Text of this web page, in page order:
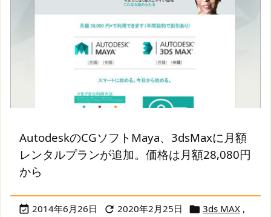
AutodeskのCGソフトMaya、3dsMaxに月額
レンタルプランが追加。価格は月額28,080円
から
 2014年6月26日  2020年2月25日  3ds MAX ,